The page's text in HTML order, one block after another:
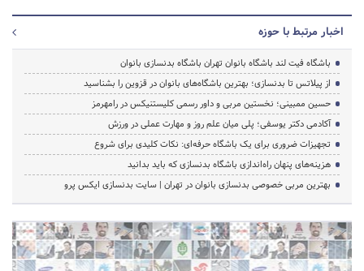
اخبار مرتبط با حوزه
باشگاه فیت لند باشگاه بانوان تهران باشگاه بدنسازی بانوان
از پیلاتس تا بدنسازی؛ بهترین باشگاه‌های بانوان در قزوین را بشناسید
حسین ممبینی؛ نخستین مربی و داور رسمی کلیستنیکس در رامهرمز
آکادمی دکتر یوسفی؛ پلی میان علم روز و مهارت عملی در ورزش
تجهیزات ضروری برای یک باشگاه حرفه‌ای: نکات کلیدی برای شروع
هزینه‌های پنهان راه‌اندازی باشگاه بدنسازی که باید بدانید
بهترین مربی خصوصی بدنسازی بانوان در تهران | سایت بدنسازی ایکس پرو